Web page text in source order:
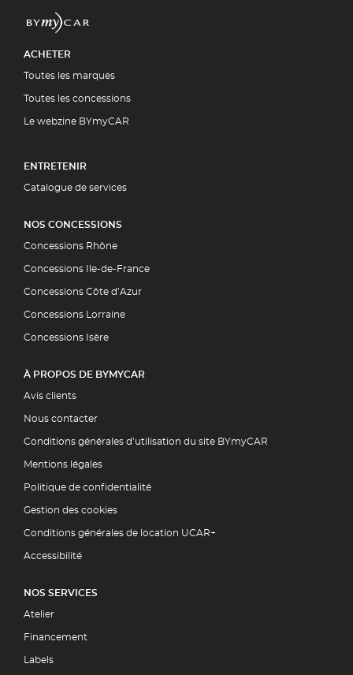
ACHETER
Toutes les marques
Toutes les concessions
Le webzine BYmyCAR
ENTRETENIR
Catalogue de services
NOS CONCESSIONS
Concessions Rhône
Concessions Ile-de-France
Concessions Côte d’Azur
Concessions Lorraine
Concessions Isère
À PROPOS DE BYMYCAR
Avis clients
Nous contacter
Conditions générales d’utilisation du site BYmyCAR
Mentions légales
Politique de confidentialité
Gestion des cookies
Conditions générales de location UCAR+
Accessibilité
NOS SERVICES
Atelier
Financement
Labels